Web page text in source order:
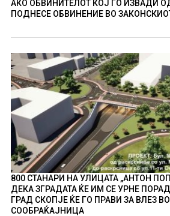
АКО ОБВИНИТЕЛОТ КОЈ ГО ИЗВАДИ
ПОДНЕСЕ ОБВИНЕНИЕ ВО
800 СТАНАРИ НА УЛИЦАТА „АНТОН
ДЕКА ЗГРАДАТА ЌЕ ИМ СЕ УРНЕ
ГРАД СКОПЈЕ ЌЕ ГО ПРАВИ ЗА ВЛЕЗ
СООБРАЌАЈНИЦА